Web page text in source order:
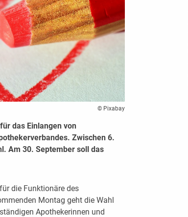
© Pixabay
das Einlangen von
Zwischen 6.
Am 30. September soll das
die Funktionäre des
Montag geht die Wahl
Apothekerinnen und